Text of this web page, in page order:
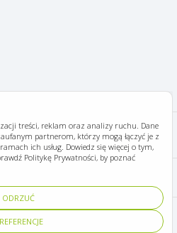
treści, reklam oraz analizy ruchu. Dane
partnerom, którzy mogą łączyć je z
ich usług. Dowiedz się więcej o tym,
Politykę Prywatności, by poznać
ODRZUĆ